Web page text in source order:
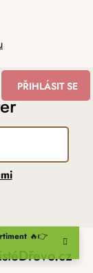
🔥👉
PŘIHLÁSIT SE